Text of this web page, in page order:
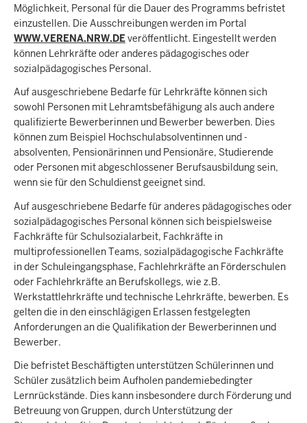
Möglichkeit, Personal für die Dauer des Programms befristet
einzustellen. Die Ausschreibungen werden im Portal
WWW.VERENA.NRW.DEveröffentlicht. Eingestellt werden
können Lehrkräfte oder anderes pädagogisches oder
sozialpädagogisches Personal.
Auf ausgeschriebene Bedarfe für Lehrkräfte können sich
sowohl Personen mit Lehramtsbefähigung als auch andere
qualifizierte Bewerberinnen und Bewerber bewerben. Dies
können zum Beispiel Hochschulabsolventinnen und -
absolventen, Pensionärinnen und Pensionäre, Studierende
oder Personen mit abgeschlossener Berufsausbildung sein,
wenn sie für den Schuldienst geeignet sind.
Auf ausgeschriebene Bedarfe für anderes pädagogisches oder
sozialpädagogisches Personal können sich beispielsweise
Fachkräfte für Schulsozialarbeit, Fachkräfte in
multiprofessionellen Teams, sozialpädagogische Fachkräfte
in der Schuleingangsphase, Fachlehrkräfte an Förderschulen
oder Fachlehrkräfte an Berufskollegs, wie z.B.
Werkstattlehrkräfte und technische Lehrkräfte, bewerben. Es
gelten die in den einschlägigen Erlassen festgelegten
Anforderungen an die Qualifikation der Bewerberinnen und
Bewerber.
Die befristet Beschäftigten unterstützen Schülerinnen und
Schüler zusätzlich beim Aufholen pandemiebedingter
Lernrückstände. Dies kann insbesondere durch Förderung und
Betreuung von Gruppen, durch Unterstützung der